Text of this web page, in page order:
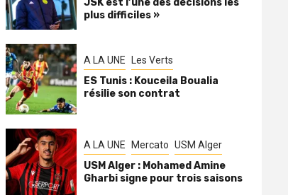
JSK est l’une des décisions les
plus difficiles »
A LA UNE Les Verts
ES Tunis : Kouceila Boualia
résilie son contrat
A LA UNE Mercato USM Alger
USM Alger : Mohamed Amine
Gharbi signe pour trois saisons